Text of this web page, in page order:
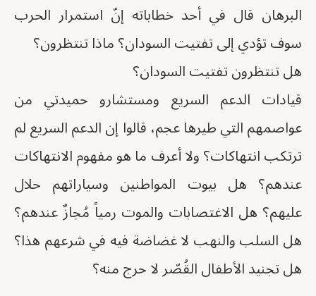
البرهان قال في أحد خطاباته إنّ استمرار الحرب
سوف تؤدي إلى تفتيت السودان؟ ماذا تنتظرون؟
هل تنتظرون تفتيت السودان؟
قيادات الدعم السريع ومستشارو حميدتي من
عواصمهم التي طيرها عجم، قالوا إن الدعم السريع لم
ترتكب انتهاكات؟ ولا أعرف ما هو مفهوم الانتهاكات
عندهم؟ هل بيوت المواطنين وسياراتهم حلال
عليهم؟ هل الاغتصابات والموت رمياً مُجازٌ عندهم؟
هل السلب والنهب لا غضاضة فيه في شرعهم هذا؟
هل تجنيد الأطفال القُصّر لا حرج منه؟